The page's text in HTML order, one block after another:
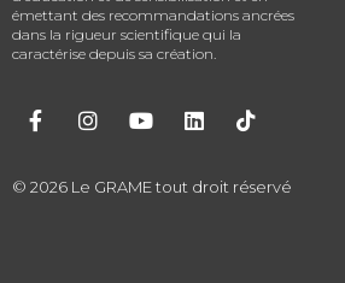
émettant des recommandations ancrées
dans la rigueur scientifique qui la
caractérise depuis sa création.
© 2026 Le GRAME tout droit réservé